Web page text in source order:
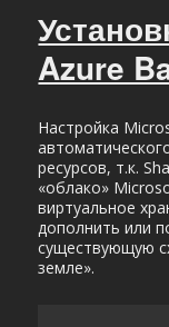
Azure
Настройка
ресурсов, т.к.
«облако»
виртуальное
дополнить или
существующую
земле».